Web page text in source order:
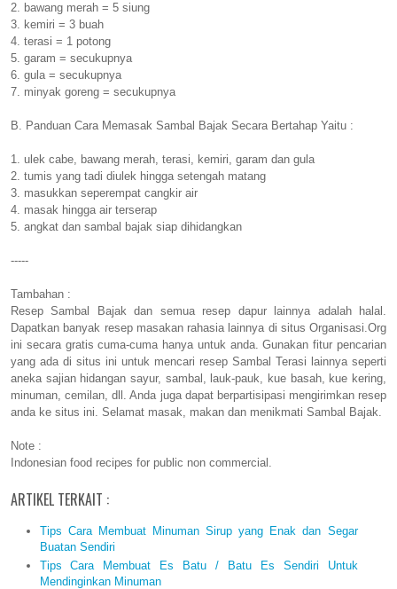
2. bawang merah = 5 siung
3. kemiri = 3 buah
4. terasi = 1 potong
5. garam = secukupnya
6. gula = secukupnya
7. minyak goreng = secukupnya
B. Panduan Cara Memasak Sambal Bajak Secara Bertahap Yaitu :
1. ulek cabe, bawang merah, terasi, kemiri, garam dan gula
2. tumis yang tadi diulek hingga setengah matang
3. masukkan seperempat cangkir air
4. masak hingga air terserap
5. angkat dan sambal bajak siap dihidangkan
-----
Tambahan :
Resep Sambal Bajak dan semua resep dapur lainnya adalah halal.
Dapatkan banyak resep masakan rahasia lainnya di situs Organisasi.Org
ini secara gratis cuma-cuma hanya untuk anda. Gunakan fitur pencarian
yang ada di situs ini untuk mencari resep Sambal Terasi lainnya seperti
aneka sajian hidangan sayur, sambal, lauk-pauk, kue basah, kue kering,
minuman, cemilan, dll. Anda juga dapat berpartisipasi mengirimkan resep
anda ke situs ini. Selamat masak, makan dan menikmati Sambal Bajak.
Note :
Indonesian food recipes for public non commercial.
ARTIKEL TERKAIT :
Tips Cara Membuat Minuman Sirup yang Enak dan Segar
Buatan Sendiri
Tips Cara Membuat Es Batu / Batu Es Sendiri Untuk
Mendinginkan Minuman